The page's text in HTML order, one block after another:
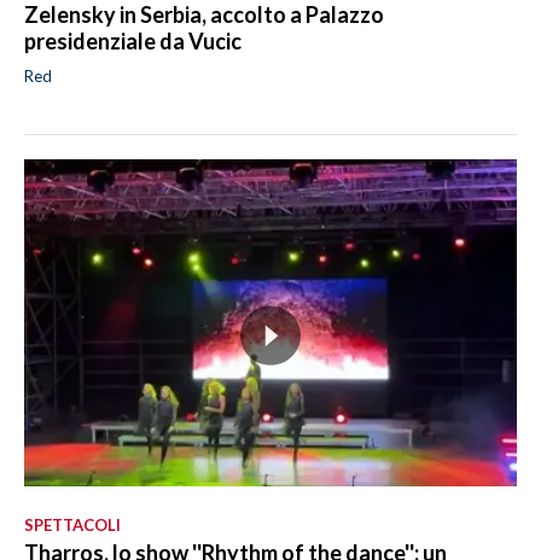
Zelensky in Serbia, accolto a Palazzo
presidenziale da Vucic
Red
SPETTACOLI
Tharros, lo show ''Rhythm of the dance'': un